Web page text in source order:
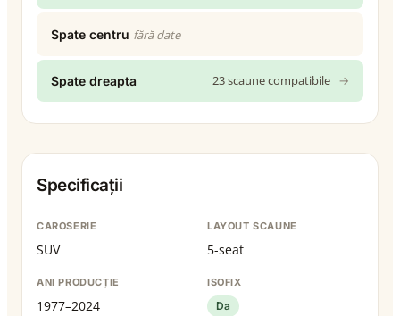
Spate centru fără date
Spate dreapta 23 scaune compatibile →
Specificații
CAROSERIE
SUV
LAYOUT SCAUNE
5-seat
ANI PRODUCȚIE
1977–2024
ISOFIX
Da